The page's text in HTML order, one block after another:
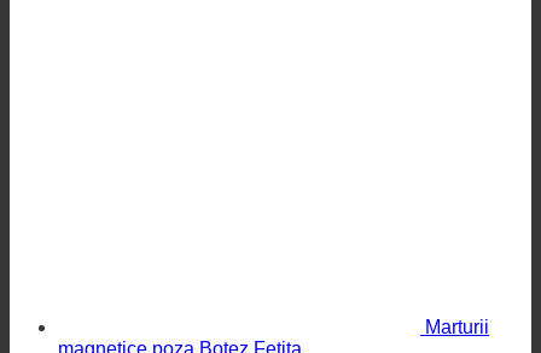
Marturii
magnetice poza Botez Fetita